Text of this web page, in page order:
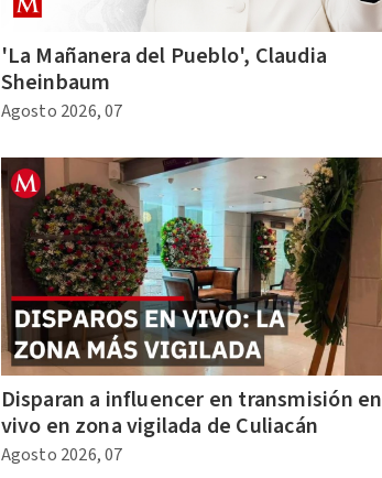
'La Mañanera del Pueblo', Claudia
Sheinbaum
Agosto 2026, 07
Disparan a influencer en transmisión en
vivo en zona vigilada de Culiacán
Agosto 2026, 07